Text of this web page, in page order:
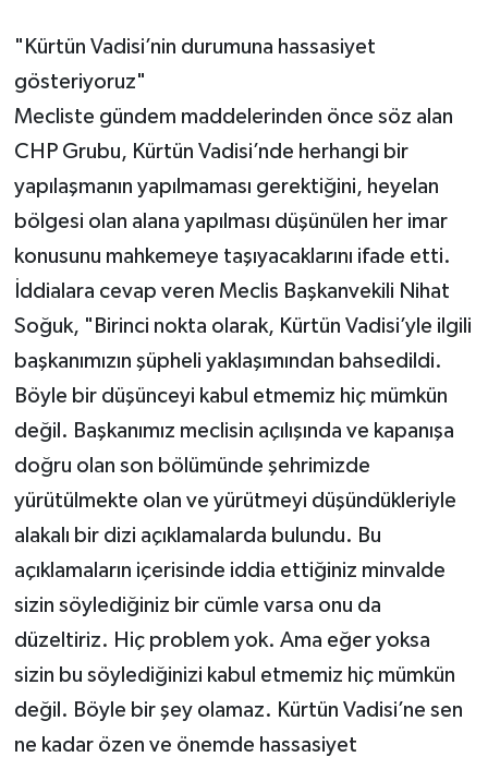
"Kürtün Vadisi’nin durumuna hassasiyet
gösteriyoruz"
Mecliste gündem maddelerinden önce söz alan
CHP Grubu, Kürtün Vadisi’nde herhangi bir
yapılaşmanın yapılmaması gerektiğini, heyelan
bölgesi olan alana yapılması düşünülen her imar
konusunu mahkemeye taşıyacaklarını ifade etti.
İddialara cevap veren Meclis Başkanvekili Nihat
Soğuk, "Birinci nokta olarak, Kürtün Vadisi’yle ilgili
başkanımızın şüpheli yaklaşımından bahsedildi.
Böyle bir düşünceyi kabul etmemiz hiç mümkün
değil. Başkanımız meclisin açılışında ve kapanışa
doğru olan son bölümünde şehrimizde
yürütülmekte olan ve yürütmeyi düşündükleriyle
alakalı bir dizi açıklamalarda bulundu. Bu
açıklamaların içerisinde iddia ettiğiniz minvalde
sizin söylediğiniz bir cümle varsa onu da
düzeltiriz. Hiç problem yok. Ama eğer yoksa
sizin bu söylediğinizi kabul etmemiz hiç mümkün
değil. Böyle bir şey olamaz. Kürtün Vadisi’ne sen
ne kadar özen ve önemde hassasiyet